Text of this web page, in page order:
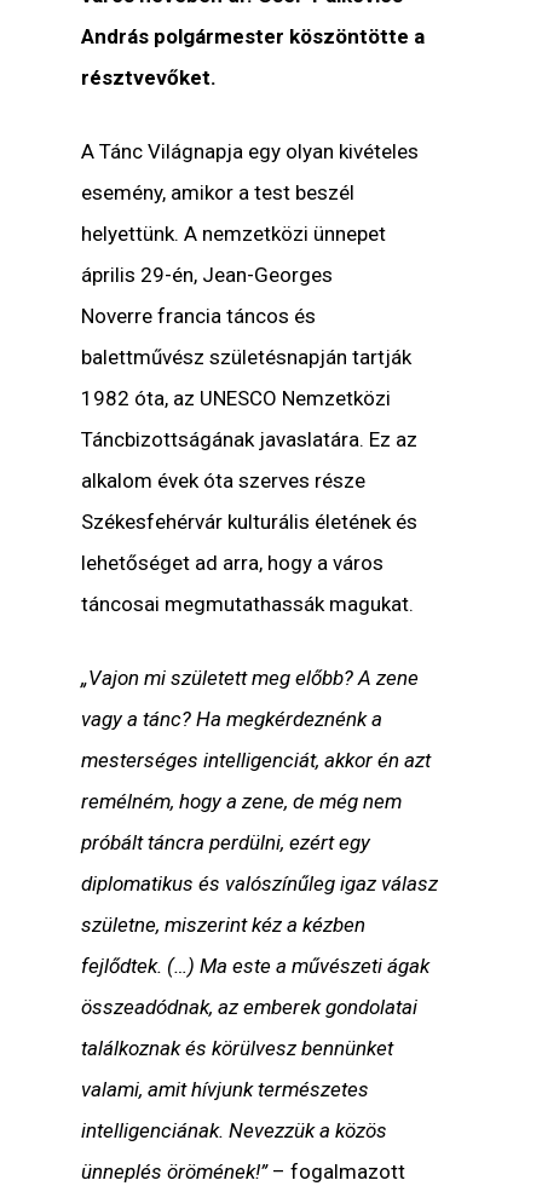
András polgármester köszöntötte a
résztvevőket.
A Tánc Világnapja egy olyan kivételes
esemény, amikor a test beszél
helyettünk. A nemzetközi ünnepet
április 29-én, Jean-Georges
Noverre francia táncos és
balettművész születésnapján tartják
1982 óta, az UNESCO Nemzetközi
Táncbizottságának javaslatára. Ez az
alkalom évek óta szerves része
Székesfehérvár kulturális életének és
lehetőséget ad arra, hogy a város
táncosai megmutathassák magukat.
„Vajon mi született meg előbb? A zene
vagy a tánc? Ha megkérdeznénk a
mesterséges intelligenciát, akkor én azt
remélném, hogy a zene, de még nem
próbált táncra perdülni, ezért egy
diplomatikus és valószínűleg igaz válasz
születne, miszerint kéz a kézben
fejlődtek. (…) Ma este a művészeti ágak
összeadódnak, az emberek gondolatai
találkoznak és körülvesz bennünket
valami, amit hívjunk természetes
intelligenciának. Nevezzük a közös
ünneplés örömének!”– fogalmazott